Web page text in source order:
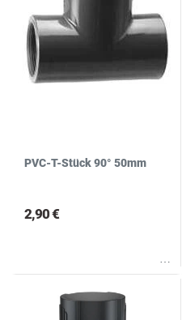
PVC-T-Stück 90° 50mm
2,90 €